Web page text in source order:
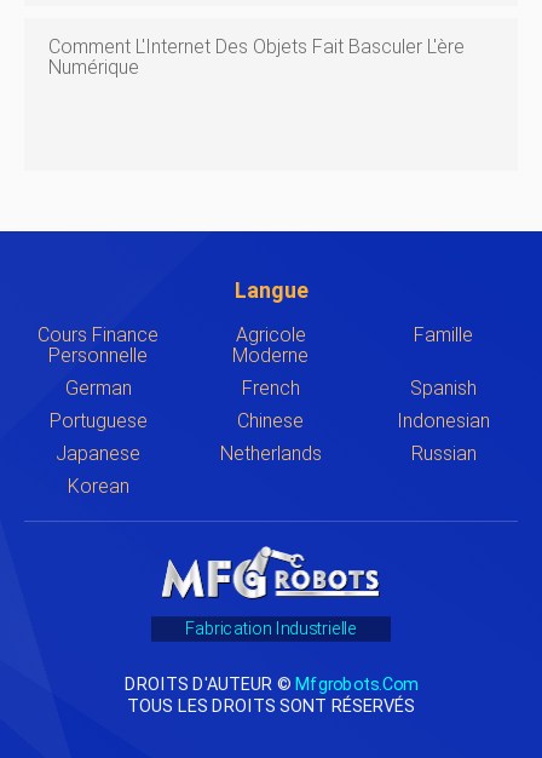
Comment L'Internet Des Objets Fait Basculer L'ère
Numérique
Langue
Cours Finance
Personnelle
Agricole
Moderne
Famille
German French
Spanish
Portuguese
Chinese
Indonesian
Japanese
Netherlands
Russian
Korean
Fabrication Industrielle
DROITS D'AUTEUR © Mfgrobots.com
TOUS LES DROITS SONT RÉSERVÉS